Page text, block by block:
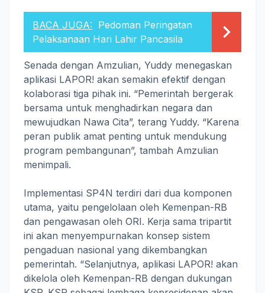
BACA JUGA: Pedoman Peringatan
Pelaksanaan Hari Lahir Pancasila
Senada dengan Amzulian, Yuddy menegaskan
aplikasi LAPOR! akan semakin efektif dengan
kolaborasi tiga pihak ini. “Pemerintah bergerak
bersama untuk menghadirkan negara dan
mewujudkan Nawa Cita”, terang Yuddy. “Karena
peran publik amat penting untuk mendukung
program pembangunan”, tambah Amzulian
menimpali.
Implementasi SP4N terdiri dari dua komponen
utama, yaitu pengelolaan oleh Kemenpan-RB
dan pengawasan oleh ORI. Kerja sama tripartit
ini akan menyempurnakan konsep sistem
pengaduan nasional yang dikembangkan
pemerintah. “Selanjutnya, aplikasi LAPOR! akan
dikelola oleh Kemenpan-RB dengan dukungan